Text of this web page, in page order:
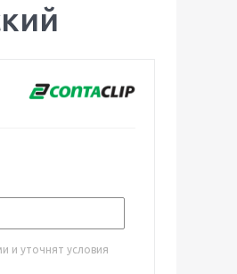
и уточнят условия